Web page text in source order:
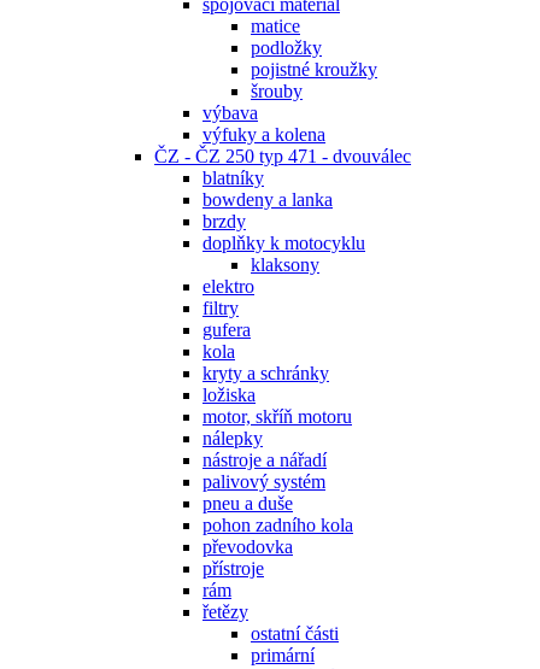
matice
podložky
pojistné kroužky
šrouby
výbava
výfuky a kolena
ČZ - ČZ 250 typ 471 - dvouválec
blatníky
bowdeny a lanka
brzdy
doplňky k motocyklu
klaksony
elektro
filtry
gufera
kola
kryty a schránky
ložiska
motor, skříň motoru
nálepky
nástroje a nářadí
palivový systém
pneu a duše
pohon zadního kola
převodovka
přístroje
rám
řetězy
ostatní části
primární